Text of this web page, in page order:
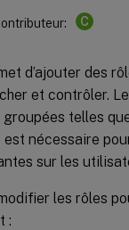
C
d’ajouter des
et contrôler.
telles
nécessaire
sur les
les rôles
: